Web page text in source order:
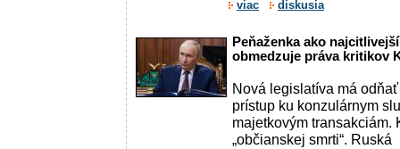
viac diskusia
Peňaženka ako
obmedzuje práva kritikov
Nová legislatíva má
prístup ku konzulárnym
majetkovým transakciám.
„občianskej smrti“. Ruská